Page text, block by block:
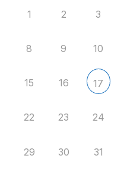
1 2 3
8 9 10
15 16 17
22 23 24
29 30 31